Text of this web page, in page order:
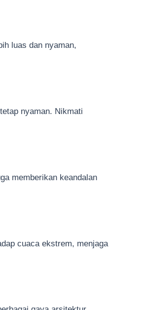
luas dan nyaman,
nyaman. Nikmati
memberikan keandalan
cuaca ekstrem, menjaga